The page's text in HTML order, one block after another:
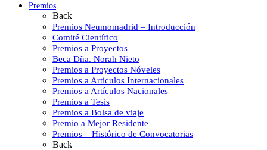
Premios
Back
Premios Neumomadrid – Introducción
Comité Científico
Premios a Proyectos
Beca Dña. Norah Nieto
Premios a Proyectos Nóveles
Premios a Artículos Internacionales
Premios a Artículos Nacionales
Premios a Tesis
Premios a Bolsa de viaje
Premio a Mejor Residente
Premios – Histórico de Convocatorias
Back